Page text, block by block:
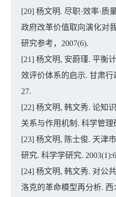
[20] 杨文明. 尽职·效率·
政府改革价值取向演化对
研究参考，2007(6).
[21] 杨文明, 安蔚瑾. 平衡
效评价体系的启示. 甘肃行
27.
[22] 杨文明, 韩文秀. 论知
关系与作用机制. 科学管理
[23] 杨文明, 陈士俊. 天津
研究. 科学学研究.
[24] 杨文明, 韩文秀. 对
洛克的革命模型再分析.